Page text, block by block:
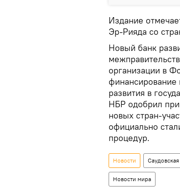
Издание
Эр-Рияда со
Новый банк
организации в
финансирование
развития в
НБР одобрил
новых стран-
официально
процедур.
Новости
Новости мира